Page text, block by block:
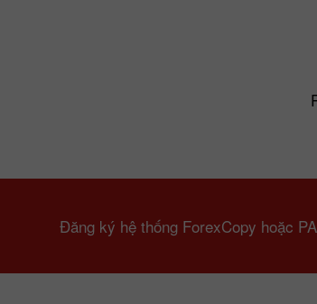
Đăng ký hệ thống ForexCopy hoặc